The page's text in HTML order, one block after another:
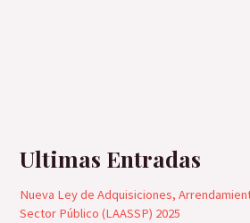
Ultimas Entradas
Nueva Ley de Adquisiciones,
Sector Público (LAASSP) 2025